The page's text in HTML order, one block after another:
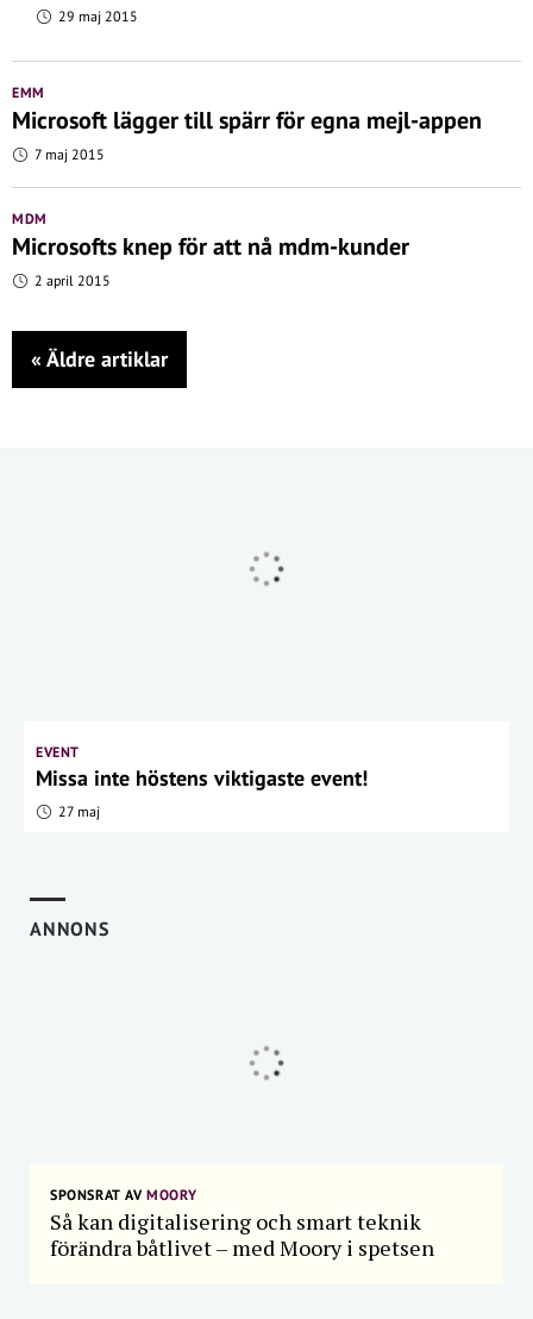
29 maj 2015
EMM
Microsoft lägger till spärr för egna mejl-appen
7 maj 2015
MDM
Microsofts knep för att nå mdm-kunder
2 april 2015
« Äldre artiklar
EVENT
Missa inte höstens viktigaste event!
27 maj
ANNONS
SPONSRAT AVMOORY
Så kan digitalisering och smart teknik
förändra båtlivet – med Moory i spetsen